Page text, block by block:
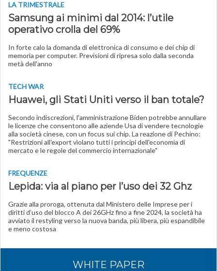
LA TRIMESTRALE
Samsung ai minimi dal 2014: l’utile
operativo crolla del 69%
In forte calo la domanda di elettronica di consumo e dei chip di
memoria per computer. Previsioni di ripresa solo dalla seconda
metà dell'anno
TECH WAR
Huawei, gli Stati Uniti verso il ban totale?
Secondo indiscrezioni, l'amministrazione Biden potrebbe annullare
le licenze che consentono alle aziende Usa di vendere tecnologie
alla società cinese, con un focus sui chip. La reazione di Pechino:
"Restrizioni all'export vìolano tutti i principi dell'economia di
mercato e le regole del commercio internazionale"
FREQUENZE
Lepida: via al piano per l’uso dei 32 Ghz
Grazie alla proroga, ottenuta dal Ministero delle Imprese per i
diritti d’uso del blocco A dei 26GHz fino a fine 2024, la società ha
avviato il restyling verso la nuova banda, più libera, più espandibile
e meno costosa
WHITE PAPER